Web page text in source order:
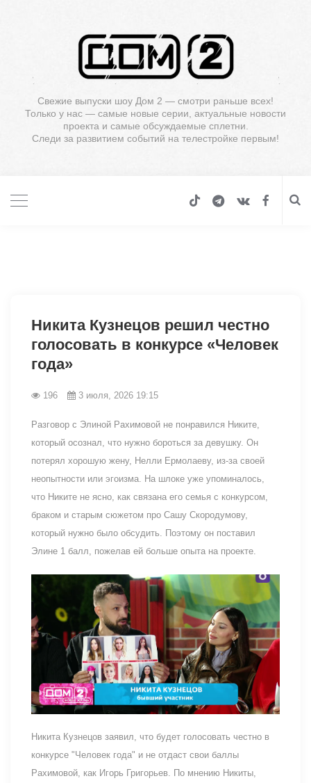
Свежие выпуски шоу Дом 2 — смотри раньше всех!
Только у нас — самые новые серии, актуальные новости
проекта и самые обсуждаемые сплетни.
Следи за развитием событий на телестройке первым!
Никита Кузнецов решил честно
голосовать в конкурсе «Человек
года»
196 3 июля, 2026 19:15
Разговор с Элиной Рахимовой не понравился Никите,
который осознал, что нужно бороться за девушку. Он
потерял хорошую жену, Нелли Ермолаеву, из-за своей
неопытности или эгоизма. На шлоке уже упоминалось,
что Никите не ясно, как связана его семья с конкурсом,
браком и старым сюжетом про Сашу Скородумову,
который нужно было обсудить. Поэтому он поставил
Элине 1 балл, пожелав ей больше опыта на проекте.
Никита Кузнецов заявил, что будет голосовать честно в
конкурсе "Человек года" и не отдаст свои баллы
Рахимовой, как Игорь Григорьев. По мнению Никиты,